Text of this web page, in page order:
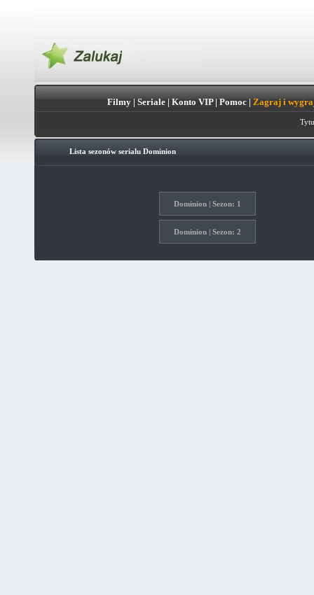
Filmy| Seriale| Konto VIP| Pomoc| Zagraj i
Lista sezonów serialu Dominion
Dominion | Sezon: 1
Dominion | Sezon: 2